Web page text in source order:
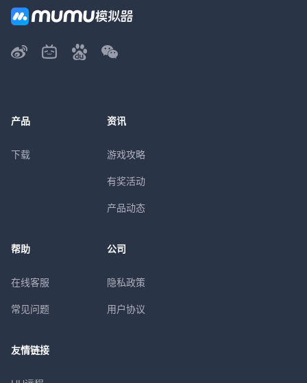
产品
下载
资讯
游戏攻略
有奖活动
产品动态
帮助
在线客服
常见问题
公司
隐私政策
用户协议
友情链接